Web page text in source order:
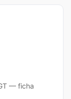
— ficha